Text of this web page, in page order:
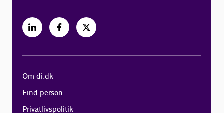
Om di.dk
Find person
Privatlivspolitik